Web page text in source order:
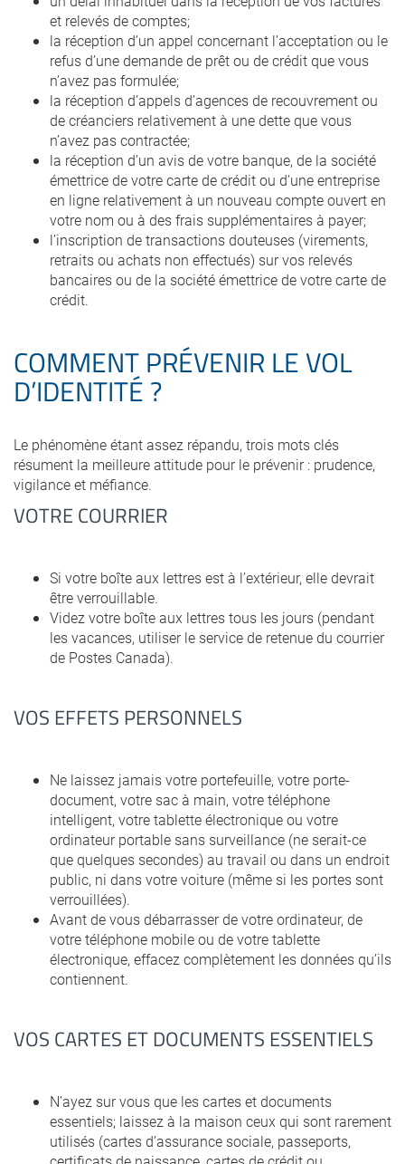
et relevés de comptes;
la réception d’un appel concernant l’acceptation ou le
refus d’une demande de prêt ou de crédit que vous
n’avez pas formulée;
la réception d’appels d’agences de recouvrement ou
de créanciers relativement à une dette que vous
n’avez pas contractée;
la réception d’un avis de votre banque, de la société
émettrice de votre carte de crédit ou d’une entreprise
en ligne relativement à un nouveau compte ouvert en
votre nom ou à des frais supplémentaires à payer;
l’inscription de transactions douteuses (virements,
retraits ou achats non effectués) sur vos relevés
bancaires ou de la société émettrice de votre carte de
crédit.
COMMENT PRÉVENIR LE VOL
D’IDENTITÉ ?
Le phénomène étant assez répandu, trois mots clés
résument la meilleure attitude pour le prévenir : prudence,
vigilance et méfiance.
VOTRE COURRIER
Si votre boîte aux lettres est à l’extérieur, elle devrait
être verrouillable.
Videz votre boîte aux lettres tous les jours (pendant
les vacances, utiliser le service de retenue du courrier
de Postes Canada).
VOS EFFETS PERSONNELS
Ne laissez jamais votre portefeuille, votre porte-
document, votre sac à main, votre téléphone
intelligent, votre tablette électronique ou votre
ordinateur portable sans surveillance (ne serait-ce
que quelques secondes) au travail ou dans un endroit
public, ni dans votre voiture (même si les portes sont
verrouillées).
Avant de vous débarrasser de votre ordinateur, de
votre téléphone mobile ou de votre tablette
électronique, effacez complètement les données qu’ils
contiennent.
VOS CARTES ET DOCUMENTS ESSENTIELS
N’ayez sur vous que les cartes et documents
essentiels; laissez à la maison ceux qui sont rarement
utilisés (cartes d’assurance sociale, passeports,